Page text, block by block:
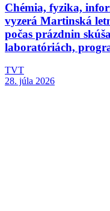
Chémia, fyzika,
vyzerá Martinská
počas prázdnin
laboratóriách,
TVT
28. júla 2026